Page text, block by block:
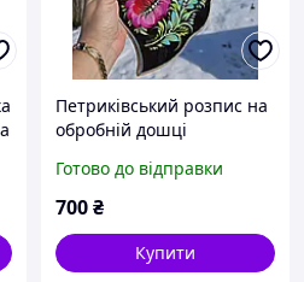
Петриківський розпис на
обробній дошці
Розписна дошка Кухонне
приладдя Подарунок на
Готово до відправки
700₴
Купити